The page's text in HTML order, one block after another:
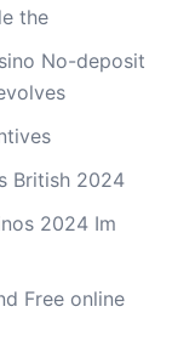
the
No-deposit
British 2024
2024 Im
Free online